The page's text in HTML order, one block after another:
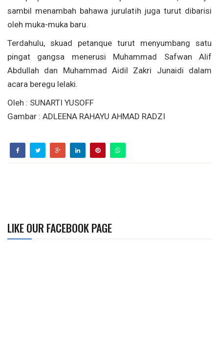
sambil menambah bahawa jurulatih juga turut dibarisi
oleh muka-muka baru.
Terdahulu, skuad petanque turut menyumbang satu
pingat gangsa menerusi Muhammad Safwan Alif
Abdullah dan Muhammad Aidil Zakri Junaidi dalam
acara beregu lelaki.
Oleh : SUNARTI YUSOFF
Gambar : ADLEENA RAHAYU AHMAD RADZI
LIKE OUR FACEBOOK PAGE